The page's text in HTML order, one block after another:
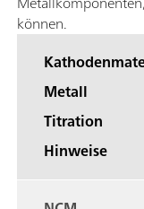
können.
Metall
Titration
Hinweise